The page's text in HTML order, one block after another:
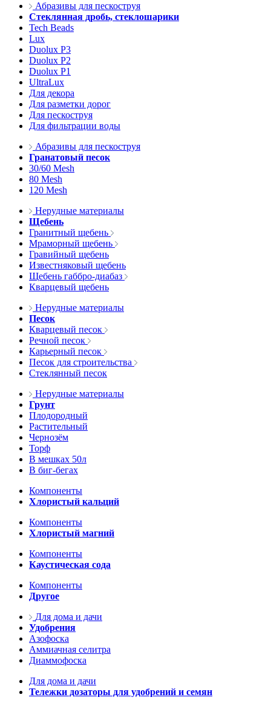
Абразивы для пескоструя
Стеклянная дробь, стеклошарики
Tech Beads
Lux
Duolux P3
Duolux P2
Duolux P1
UltraLux
Для декора
Для разметки дорог
Для пескоструя
Для фильтрации воды
Абразивы для пескоструя
Гранатовый песок
30/60 Mesh
80 Mesh
120 Mesh
Нерудные материалы
Щебень
Гранитный щебень
Мраморный щебень
Гравийный щебень
Известняковый щебень
Щебень габбро-диабаз
Кварцевый щебень
Нерудные материалы
Песок
Кварцевый песок
Речной песок
Карьерный песок
Песок для строительства
Стеклянный песок
Нерудные материалы
Грунт
Плодородный
Растительный
Чернозём
Торф
В мешках 50л
В биг-бегах
Компоненты
Хлористый кальций
Компоненты
Хлористый магний
Компоненты
Каустическая сода
Компоненты
Другое
Для дома и дачи
Удобрения
Азофоска
Аммиачная селитра
Диаммофоска
Для дома и дачи
Тележки дозаторы для удобрений и семян